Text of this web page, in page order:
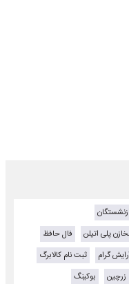
پلی اتیلن
فال حافظ
گرام
ثبت نام کالابرگ
زرچین
بوکینگ